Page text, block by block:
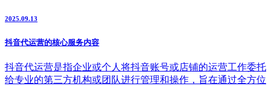
2025.09.13
抖音代运营的核心服务内容
抖音代运营是指企业或个人将抖音账号或店铺的运营工作委托
给专业的第三方机构或团队进行管理和操作，旨在通过全方位